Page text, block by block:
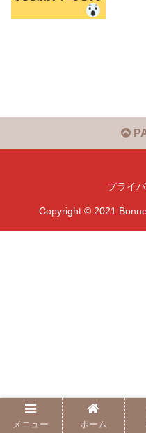
プライ
Copyright © 2021
メニュー ホーム